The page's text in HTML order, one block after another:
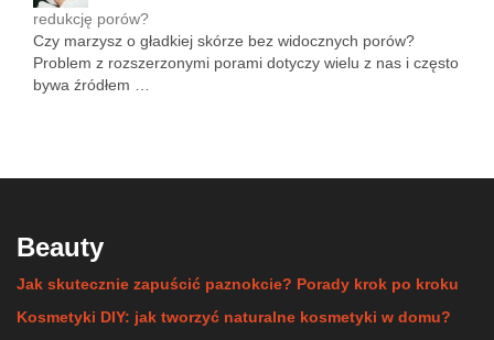
redukcję porów?
Czy marzysz o gładkiej skórze bez widocznych porów?
Problem z rozszerzonymi porami dotyczy wielu z nas i często
bywa źródłem …
Beauty
Jak skutecznie zapuścić paznokcie? Porady krok po kroku
Kosmetyki DIY: jak tworzyć naturalne kosmetyki w domu?